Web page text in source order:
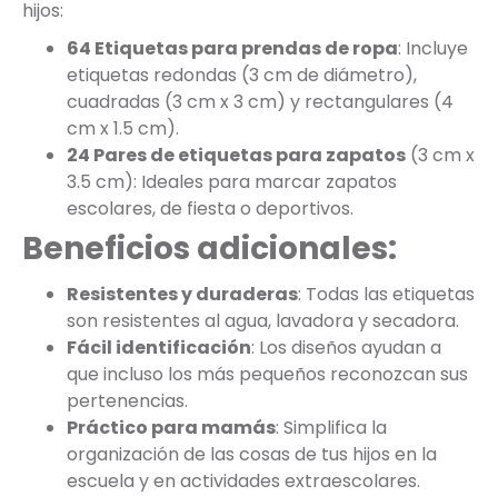
hijos:
64 Etiquetas para prendas de ropa: Incluye
etiquetas redondas (3 cm de diámetro),
cuadradas (3 cm x 3 cm) y rectangulares (4
cm x 1.5 cm).
24 Pares de etiquetas para zapatos (3 cm x
3.5 cm): Ideales para marcar zapatos
escolares, de fiesta o deportivos.
Beneficios adicionales:
Resistentes y duraderas: Todas las etiquetas
son resistentes al agua, lavadora y secadora.
Fácil identificación: Los diseños ayudan a
que incluso los más pequeños reconozcan sus
pertenencias.
Práctico para mamás: Simplifica la
organización de las cosas de tus hijos en la
escuela y en actividades extraescolares.